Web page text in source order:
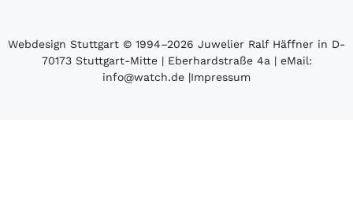
Webdesign Stuttgart © 1994­–2026 Juwelier Ralf Häffner in D-
70173 Stuttgart-Mitte | Eberhardstraße 4a | eMail:
info@watch.de |Impressum